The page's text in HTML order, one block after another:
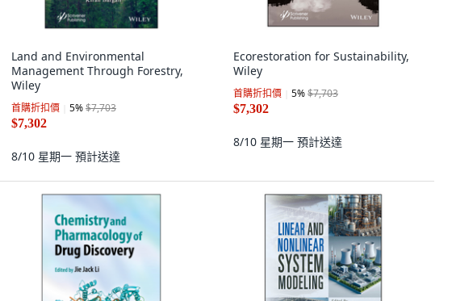
Land and Environmental
Management Through Forestry,
Wiley
首購折扣價 5%$7,703
$7,302
8/10 星期一 預計送達
Ecorestoration for Sustainability,
Wiley
首購折扣價 5%$7,703
$7,302
8/10 星期一 預計送達